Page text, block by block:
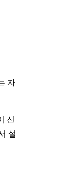
자
신
설